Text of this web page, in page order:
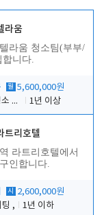
라움
라움 청소팀(부부/
합니다.
월 5,600,000원
전반적인 청소 업무(객실청소.객실정리)
1년 이상
트리호텔
라트리호텔에서
인합니다.
시
2,600,000원
,
1년 이하